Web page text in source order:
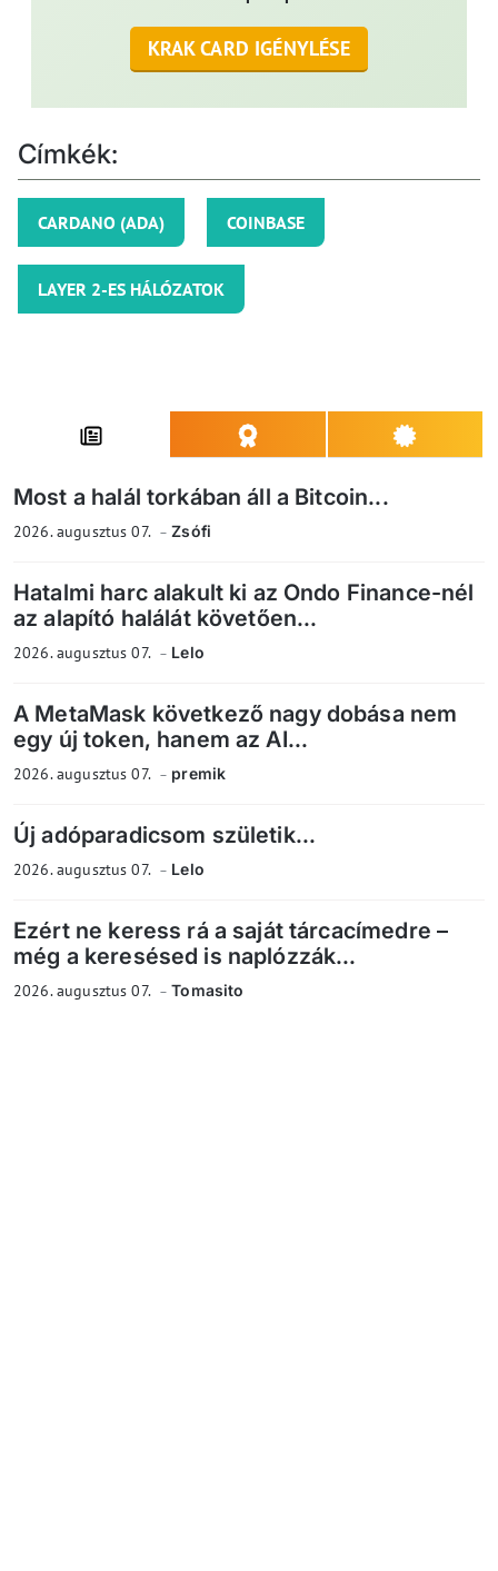
KRAK CARD IGÉNYLÉSE
Címkék:
CARDANO (ADA) COINBASE
LAYER 2-ES HÁLÓZATOK
Most a halál torkában áll a Bitcoin...
2026. augusztus 07. Zsófi
Hatalmi harc alakult ki az Ondo Finance-nél
az alapító halálát követően...
2026. augusztus 07. Lelo
A MetaMask következő nagy dobása nem
egy új token, hanem az AI...
2026. augusztus 07. premik
Új adóparadicsom születik...
2026. augusztus 07. Lelo
Ezért ne keress rá a saját tárcacímedre –
még a keresésed is naplózzák...
2026. augusztus 07. Tomasito